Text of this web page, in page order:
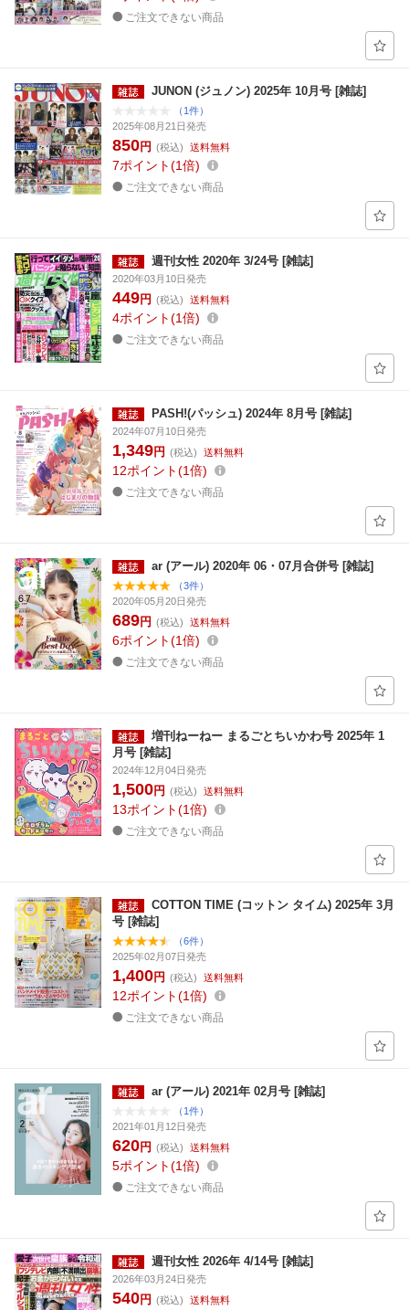
ご注文できない商品
JUNON (ジュノン) 2025年 10月号 [雑誌]
（1件）
2025年08月21日発売
850円 (税込) 送料無料
7ポイント 1倍
ご注文できない商品
週刊女性 2020年 3/24号 [雑誌]
2020年03月10日発売
449円 (税込) 送料無料
4ポイント 1倍
ご注文できない商品
PASH!(パッシュ) 2024年 8月号 [雑誌]
2024年07月10日発売
1,349円 (税込) 送料無料
12ポイント 1倍
ご注文できない商品
ar (アール) 2020年 06・07月合併号 [雑誌]
（3件）
2020年05月20日発売
689円 (税込) 送料無料
6ポイント 1倍
ご注文できない商品
増刊ねーねー まるごとちいかわ号 2025年 1
月号 [雑誌]
2024年12月04日発売
1,500円 (税込) 送料無料
13ポイント 1倍
ご注文できない商品
COTTON TIME (コットン タイム) 2025年 3月
号 [雑誌]
（6件）
2025年02月07日発売
1,400円 (税込) 送料無料
12ポイント 1倍
ご注文できない商品
ar (アール) 2021年 02月号 [雑誌]
（1件）
2021年01月12日発売
620円 (税込) 送料無料
5ポイント 1倍
ご注文できない商品
週刊女性 2026年 4/14号 [雑誌]
2026年03月24日発売
540円 (税込) 送料無料